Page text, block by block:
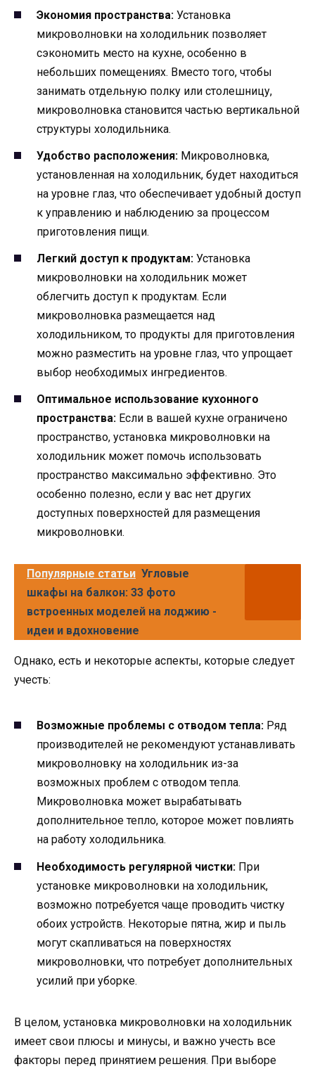
Экономия пространства: Установка
микроволновки на холодильник позволяет
сэкономить место на кухне, особенно в
небольших помещениях. Вместо того, чтобы
занимать отдельную полку или столешницу,
микроволновка становится частью вертикальной
структуры холодильника.
Удобство расположения: Микроволновка,
установленная на холодильник, будет находиться
на уровне глаз, что обеспечивает удобный доступ
к управлению и наблюдению за процессом
приготовления пищи.
Легкий доступ к продуктам: Установка
микроволновки на холодильник может
облегчить доступ к продуктам. Если
микроволновка размещается над
холодильником, то продукты для приготовления
можно разместить на уровне глаз, что упрощает
выбор необходимых ингредиентов.
Оптимальное использование кухонного
пространства: Если в вашей кухне ограничено
пространство, установка микроволновки на
холодильник может помочь использовать
пространство максимально эффективно. Это
особенно полезно, если у вас нет других
доступных поверхностей для размещения
микроволновки.
Популярные статьи Угловые
шкафы на балкон: 33 фото
встроенных моделей на лоджию -
идеи и вдохновение
Однако, есть и некоторые аспекты, которые следует
учесть:
Возможные проблемы с отводом тепла: Ряд
производителей не рекомендуют устанавливать
микроволновку на холодильник из-за
возможных проблем с отводом тепла.
Микроволновка может вырабатывать
дополнительное тепло, которое может повлиять
на работу холодильника.
Необходимость регулярной чистки: При
установке микроволновки на холодильник,
возможно потребуется чаще проводить чистку
обоих устройств. Некоторые пятна, жир и пыль
могут скапливаться на поверхностях
микроволновки, что потребует дополнительных
усилий при уборке.
В целом, установка микроволновки на холодильник
имеет свои плюсы и минусы, и важно учесть все
факторы перед принятием решения. При выборе